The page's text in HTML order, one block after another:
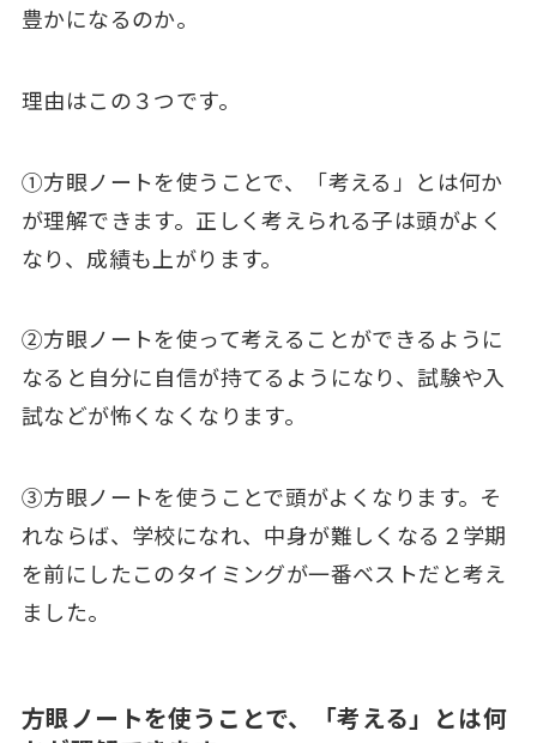
豊かになるのか。
理由はこの３つです。
①方眼ノートを使うことで、「考える」とは何か
が理解できます。正しく考えられる子は頭がよく
なり、成績も上がります。
②方眼ノートを使って考えることができるように
なると自分に自信が持てるようになり、試験や入
試などが怖くなくなります。
③方眼ノートを使うことで頭がよくなります。そ
れならば、学校になれ、中身が難しくなる２学期
を前にしたこのタイミングが一番ベストだと考え
ました。
方眼ノートを使うことで、「考える」とは何